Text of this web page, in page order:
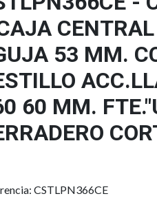
53 MM.
60 MM.
CSTLPN366CE